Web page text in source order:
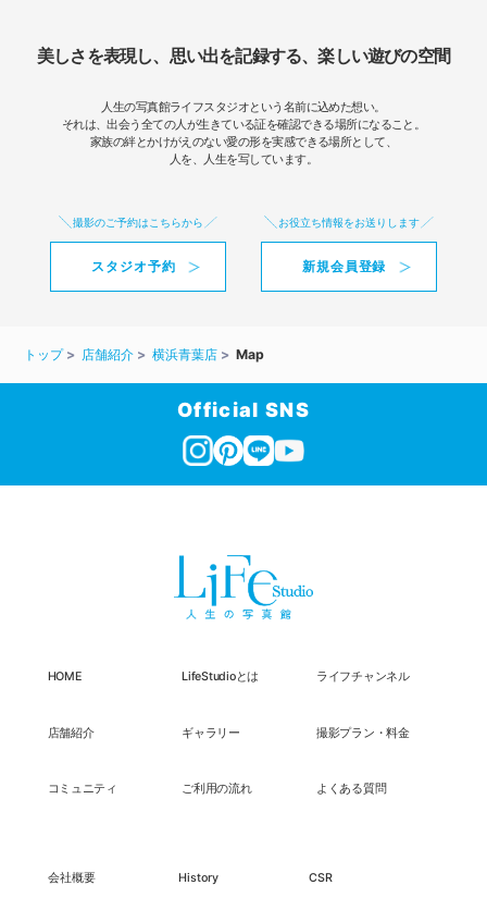
美しさを表現し、思い出を記録する、楽しい遊びの空間
人生の写真館ライフスタジオという名前に込めた想い。
それは、出会う全ての人が生きている証を確認できる場所になること。
家族の絆とかけがえのない愛の形を実感できる場所として、
人を、人生を写しています。
撮影のご予約はこちらから
スタジオ予約
お役立ち情報をお送りします
新規会員登録
トップ 店舗紹介 横浜青葉店 Map
Official SNS
HOME LifeStudioとは ライフチャンネル
店舗紹介 ギャラリー 撮影プラン・料金
コミュニティ ご利用の流れ よくある質問
会社概要 History CSR